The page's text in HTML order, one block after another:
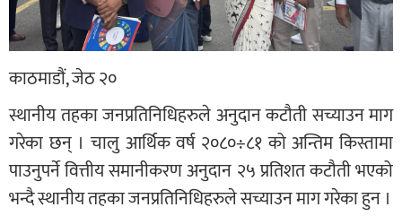
काठमाडौं, जेठ २०
स्थानीय तहका जनप्रतिनिधिहरुले अनुदान कटौती सच्याउन माग
गरेका छन् । चालु आर्थिक वर्ष २०८०÷८१ को अन्तिम किस्तामा
पाउनुपर्ने वित्तीय समानीकरण अनुदान २५ प्रतिशत कटौती भएको
भन्दै स्थानीय तहका जनप्रतिनिधिहरुले सच्याउन माग गरेका हुन ।